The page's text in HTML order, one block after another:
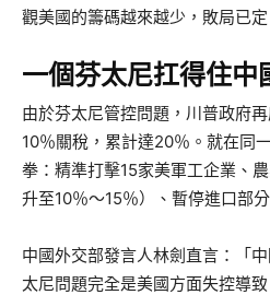
觀美國的籌碼越來越少，敗局已定
一個芬太尼扛得住中
由於芬太尼管控問題，川普政府
10％關稅，累計達20％。就在同
拳：精準打擊15家美軍工企業、
升至10％～15％）、暫停進口部
中國外交部發言人林劍直言：「
太尼問題完全是美國方面失控導